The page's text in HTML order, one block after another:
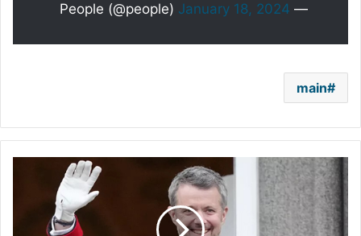
— People (@people)
January 18, 2024
main
القصر
الملكي
الدنماركي
يُصدر
الصورة